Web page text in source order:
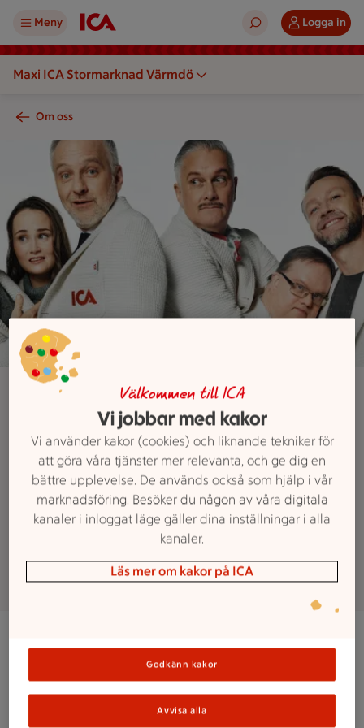
Meny Logga in
Maxi ICA Stormarknad Värmdö
Om oss
En grupp personer står tillsammans och bär tröjor med ICA-
Jobba hos oss
Vill du bli en del av Maxi-familjen?
Vi letar alltid efter nya engagerade
kollegor till vår butik. Här kan du se
vilka tjänster som finns ute just nu.
Jobba på Maxi
På Maxi har vi våra kunder i fokus – vi inspirerar,
hjälper och ser till så att vi alltid kan erbjuda ett gott
Välkommen till ICA
Vi jobbar med kakor
Vi använder kakor (cookies) och liknande tekniker för
att göra våra tjänster mer relevanta, och ge dig en
bättre upplevelse. De används också som hjälp i vår
marknadsföring. Besöker du någon av våra digitala
kanaler i inloggat läge gäller dina inställningar i alla
kanaler.
Läs mer om kakor på ICA
Godkänn kakor
Avvisa alla